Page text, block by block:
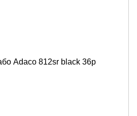
Adaco 812sr black 36р